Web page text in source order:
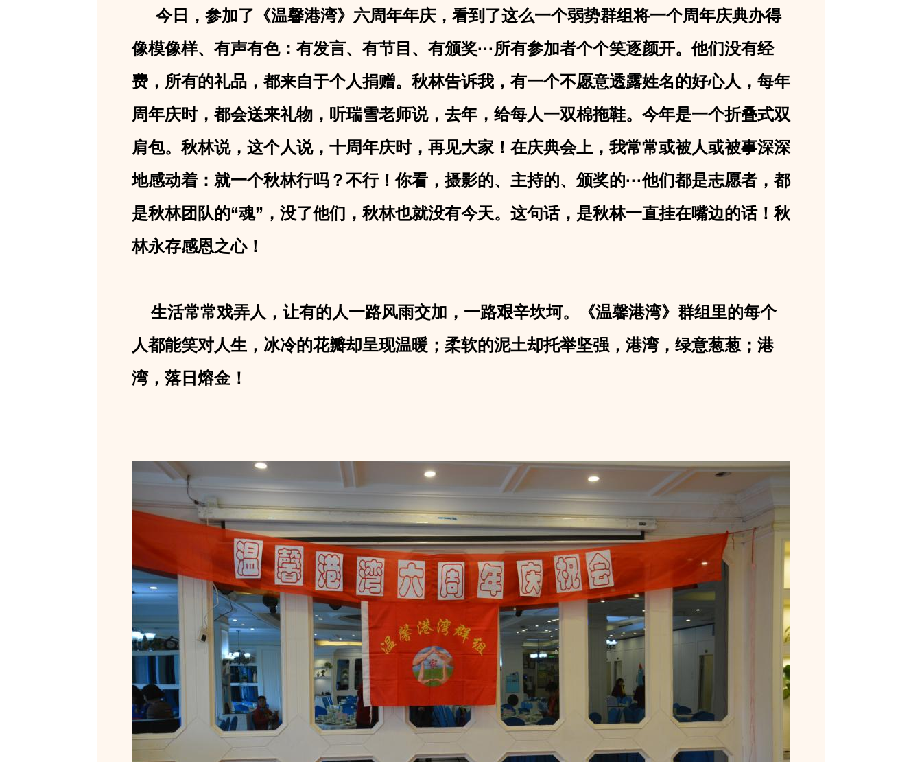
今日，参加了《温馨港湾》六周年年庆，看到了这么一个弱势群组将一个周年庆典办得
像模像样、有声有色：有发言、有节目、有颁奖···所有参加者个个笑逐颜开。他们没有经
费，所有的礼品，都来自于个人捐赠。秋林告诉我，有一个不愿意透露姓名的好心人，每年
周年庆时，都会送来礼物，听瑞雪老师说，去年，给每人一双棉拖鞋。今年是一个折叠式双
肩包。秋林说，这个人说，十周年庆时，再见大家！在庆典会上，我常常或被人或被事深深
地感动着：就一个秋林行吗？不行！你看，摄影的、主持的、颁奖的···他们都是志愿者，都
是秋林团队的“魂”，没了他们，秋林也就没有今天。这句话，是秋林一直挂在嘴边的话！秋
林永存感恩之心！
生活常常戏弄人，让有的人一路风雨交加，一路艰辛坎坷。《温馨港湾》群组里的每个
人都能笑对人生，冰冷的花瓣却呈现温暖；柔软的泥土却托举坚强，港湾，绿意葱葱；港
湾，落日熔金！